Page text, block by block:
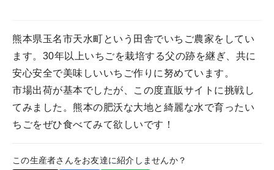
熊本県玉名市天水町という田舎でいちご農家をしてい
ます。30年以上いちごを栽培する父の跡を継ぎ、共に
安心安全で美味しいいちご作りに努めています。
市場出荷が基本でしたが、この度直販サイトに挑戦し
てみました。熊本の肥沃な大地と綺麗な水で育ったい
ちごをぜひ食べてみて欲しいです！
この生産者さんをお友達に紹介しませんか？